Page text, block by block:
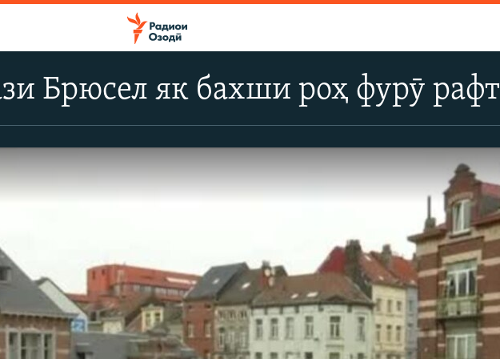
Брюсел як бахши роҳ фурӯ рафт